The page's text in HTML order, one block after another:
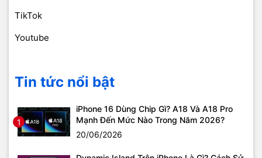
TikTok
Youtube
Tin tức nổi bật
1
iPhone 16 Dùng Chip Gì? A18 Và A18 Pro
Mạnh Đến Mức Nào Trong Năm 2026?
20/06/2026